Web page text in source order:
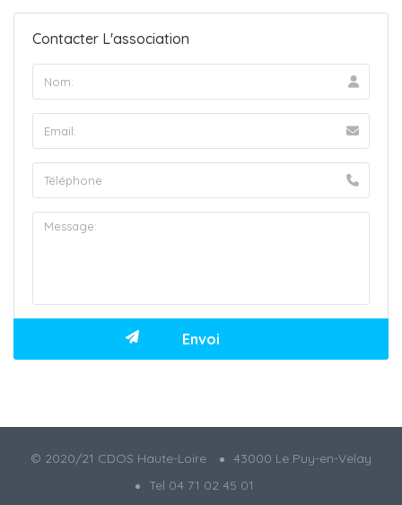
Contacter L'association
© 2020/21 CDOS Haute-Loire
43000 Le Puy-en-Velay
Tel 04 71 02 45 01